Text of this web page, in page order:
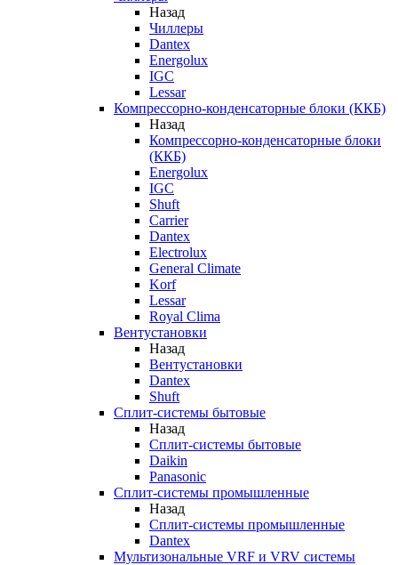
Назад
Чиллеры
Dantex
Energolux
IGC
Lessar
Компрессорно-конденсаторные блоки (ККБ)
Назад
Компрессорно-конденсаторные блоки
(ККБ)
Energolux
IGC
Shuft
Carrier
Dantex
Electrolux
General Climate
Korf
Lessar
Royal Clima
Вентустановки
Назад
Вентустановки
Dantex
Shuft
Сплит-системы бытовые
Назад
Сплит-системы бытовые
Daikin
Panasonic
Сплит-системы промышленные
Назад
Сплит-системы промышленные
Dantex
Мультизональные VRF и VRV системы